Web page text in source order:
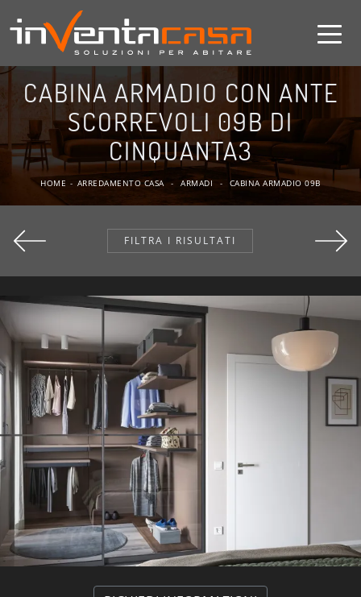
CABINA ARMADIO CON ANTE
SCORREVOLI 09B DI
CINQUANTA3
HOME - ARREDAMENTO CASA - ARMADI - CABINA ARMADIO 09B
FILTRA I RISULTATI